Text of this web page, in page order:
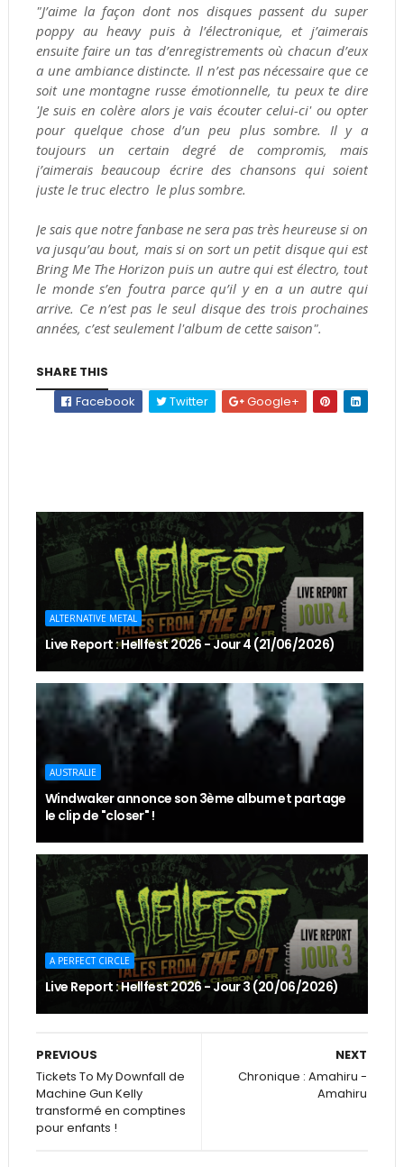
"J’aime la façon dont nos disques passent du super
poppy au heavy puis à l’électronique, et j’aimerais
ensuite faire un tas d’enregistrements où chacun d’eux
a une ambiance distincte. Il n’est pas nécessaire que ce
soit une montagne russe émotionnelle, tu peux te dire
'Je suis en colère alors je vais écouter celui-ci' ou opter
pour quelque chose d’un peu plus sombre. Il y a
toujours un certain degré de compromis, mais
j’aimerais beaucoup écrire des chansons qui soient
juste le truc electro le plus sombre.
Je sais que notre fanbase ne sera pas très heureuse si on
va jusqu’au bout, mais si on sort un petit disque qui est
Bring Me The Horizon puis un autre qui est électro, tout
le monde s’en foutra parce qu’il y en a un autre qui
arrive. Ce n’est pas le seul disque des trois prochaines
années, c’est seulement l'album de cette saison".
SHARE THIS
Facebook
Twitter Google+
ALTERNATIVE METAL
Live Report : Hellfest 2026 - Jour 4 (21/06/2026)
AUSTRALIE
Windwaker annonce son 3ème album et partage
le clip de "closer" !
A PERFECT CIRCLE
Live Report : Hellfest 2026 - Jour 3 (20/06/2026)
NEXT
Chronique : Amahiru -
Amahiru
PREVIOUS
Tickets To My Downfall de
Machine Gun Kelly
transformé en comptines
pour enfants !